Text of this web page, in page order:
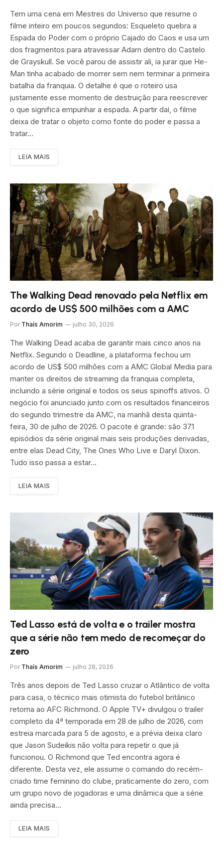
Tem uma cena em Mestres do Universo que resume o
filme inteiro em poucos segundos: Esqueleto quebra a
Espada do Poder com o próprio Cajado do Caos e usa um
dos fragmentos para atravessar Adam dentro do Castelo
de Grayskull. Se você parou de assistir ali, ia jurar que He-
Man tinha acabado de morrer sem nem terminar a primeira
batalha da franquia. O detalhe é que o roteiro usa
justamente esse momento de destruição para reescrever
o que significa empunhar a espada. A partir daí, o filme
deixa de tratar o objeto como fonte do poder e passa a
tratar…
LEIA MAIS
The Walking Dead renovado pela Netflix em
acordo de US$ 500 milhões com a AMC
Por Thaís Amorim julho 30, 2026
The Walking Dead acaba de garantir mais cinco anos na
Netflix. Segundo o Deadline, a plataforma fechou um
acordo de US$ 500 milhões com a AMC Global Media para
manter os direitos de streaming da franquia completa,
incluindo a série original e todos os seus spinoffs ativos. O
negócio foi anunciado junto com os resultados financeiros
do segundo trimestre da AMC, na manhã desta quinta-
feira, 30 de julho de 2026. O pacote é grande: são 371
episódios da série original mais seis produções derivadas,
entre elas Dead City, The Ones Who Live e Daryl Dixon.
Tudo isso passa a estar…
LEIA MAIS
Ted Lasso está de volta e o trailer mostra
que a série não tem medo de recomeçar do
zero
Por Thaís Amorim julho 28, 2026
Três anos depois de Ted Lasso cruzar o Atlântico de volta
para casa, o técnico mais otimista do futebol britânico
retorna ao AFC Richmond. O Apple TV+ divulgou o trailer
completo da 4ª temporada em 28 de julho de 2026, com
estreia marcada para 5 de agosto, e a prévia deixa claro
que Jason Sudeikis não volta para repetir o que já
funcionou. O Richmond que Ted encontra agora é
diferente. Desta vez, ele assume o comando do recém-
criado time feminino do clube, praticamente do zero, com
um grupo novo de jogadoras e uma dinâmica que a série
ainda precisa…
LEIA MAIS